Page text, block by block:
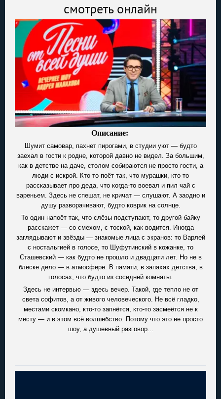
смотреть онлайн
Описание:
Шумит самовар, пахнет пирогами, в студии уют — будто
заехал в гости к родне, которой давно не видел. За большим,
как в детстве на даче, столом собираются не просто гости, а
люди с искрой. Кто-то поёт так, что мурашки, кто-то
рассказывает про деда, что когда-то воевал и пил чай с
вареньем. Здесь не спешат, не кричат — слушают. А заодно и
душу разворачивают, будто коврик на солнце.
То один напоёт так, что слёзы подступают, то другой байку
расскажет — со смехом, с тоской, как водится. Иногда
заглядывают и звёзды — знакомые лица с экранов: то Варлей
с ностальгией в голосе, то Шуфутинский в кожанке, то
Сташевский — как будто не прошло и двадцати лет. Но не в
блеске дело — в атмосфере. В памяти, в запахах детства, в
голосах, что будто из соседней комнаты.
Здесь не интервью — здесь вечер. Такой, где тепло не от
света софитов, а от живого человеческого. Не всё гладко,
местами скомкано, кто-то запнётся, кто-то засмеётся не к
месту — и в этом всё волшебство. Потому что это не просто
шоу, а душевный разговор...